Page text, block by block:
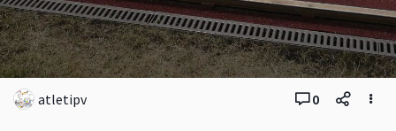
atletipv 0